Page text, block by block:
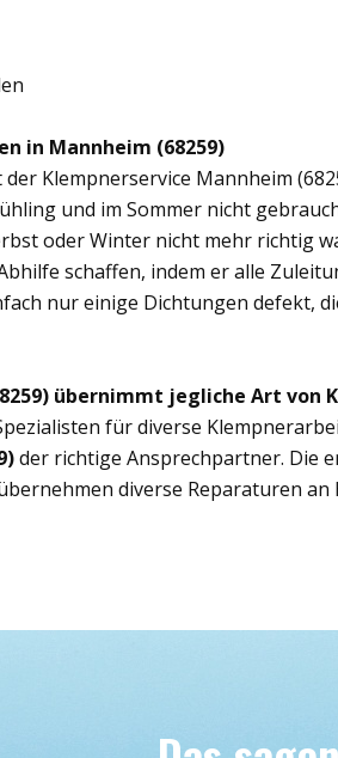
in Mannheim (68259)
Klempnerservice Mannheim
und im Sommer nicht
oder Winter nicht mehr richtig
schaffen, indem er alle
nur einige Dichtungen defekt,
übernimmt jegliche Art von
für diverse
der richtige Ansprechpartner. Die
diverse Reparaturen an